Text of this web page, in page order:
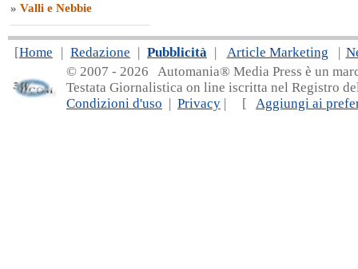
» Valli e Nebbie
[Home | Redazione | Pubblicità | Article Marketing |
© 2007 - 2026 Automania® Media Press è un
Testata Giornalistica on line iscritta nel Registro
Condizioni d'uso | Privacy | [ Aggiungi ai